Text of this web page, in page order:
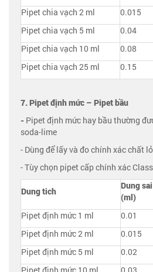
Pipet chia vạch 2 ml
0.015
Pipet chia vạch 5 ml
0.04
Pipet chia vạch 10 ml
0.08
Pipet chia vạch 25 ml
0.15
7. Pipet định mức – Pipet bầu
- Pipet định mức hay bầu thường
soda-lime
- Dùng để lấy và đo chính xác chất
- Tùy chọn pipet cấp chính xác
Dung tich
Dung
(ml)
Pipet định mức 1 ml
0.01
Pipet định mức 2 ml
0.015
Pipet định mức 5 ml
0.02